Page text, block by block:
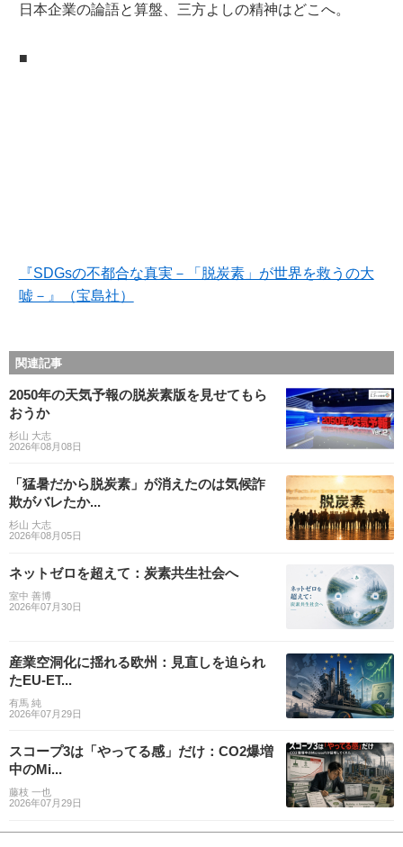
日本企業の論語と算盤、三方よしの精神はどこへ。
■
『SDGsの不都合な真実－「脱炭素」が世界を救うの大
嘘－』（宝島社）
関連記事
2050年の天気予報の脱炭素版を見せてもら
おうか
杉山 大志
2026年08月08日
「猛暑だから脱炭素」が消えたのは気候詐
欺がバレたか...
杉山 大志
2026年08月05日
ネットゼロを超えて：炭素共生社会へ
室中 善博
2026年07月30日
産業空洞化に揺れる欧州：見直しを迫られ
たEU-ET...
有馬 純
2026年07月29日
スコープ3は「やってる感」だけ：CO2爆増
中のMi...
藤枝 一也
2026年07月29日